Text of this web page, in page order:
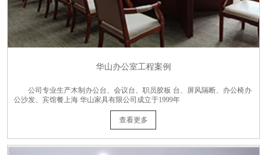
华山办公室工程案例
公司专业生产木制办公台、会议台、职员胶板 台、屏风隔断、办公椅办
公沙发、宾馆餐上海 华山家具有限公司成立于1999年
查看更多